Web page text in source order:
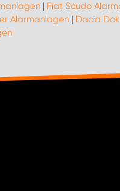
| Fiat Scudo
Alarmanlagen | Dacia